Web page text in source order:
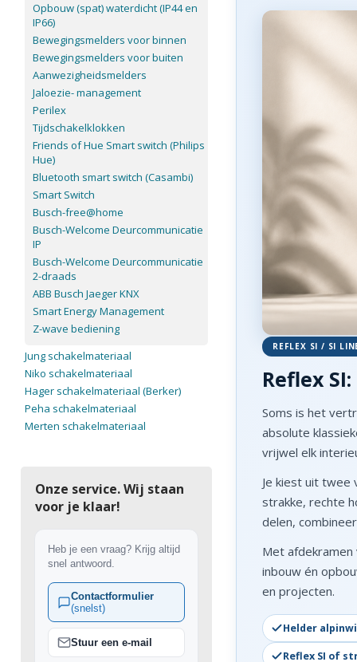
REFLEX SI / SI
Reflex
Soms is het
absolute
vrijwel elk
Je kiest uit twee
strakke, rechte
delen,
Met
inbouw én
en projecten.
Helder
Reflex SI of
Opbouw (spat) waterdicht (IP44 en
IP66)
Bewegingsmelders voor binnen
Bewegingsmelders voor buiten
Aanwezigheidsmelders
Jaloezie- management
Perilex
Tijdschakelklokken
Friends of Hue Smart switch (Philips
Hue)
Bluetooth smart switch (Casambi)
Smart Switch
Busch-free@home
Busch-Welcome Deurcommunicatie
IP
Busch-Welcome Deurcommunicatie
2-draads
ABB Busch Jaeger KNX
Smart Energy Management
Z-wave bediening
Jung schakelmateriaal
Niko schakelmateriaal
Hager schakelmateriaal (Berker)
Peha schakelmateriaal
Merten schakelmateriaal
Onze service. Wij staan
voor je klaar!
Heb je een vraag? Krijg altijd
snel antwoord.
Contactformulier
(snelst)
Stuur een e-mail